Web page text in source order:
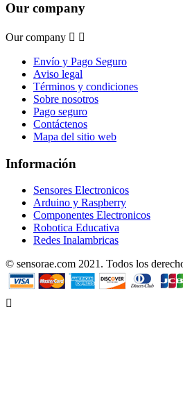
Our company
Our company  
Envío y Pago Seguro
Aviso legal
Términos y condiciones
Sobre nosotros
Pago seguro
Contáctenos
Mapa del sitio web
Información
Sensores Electronicos
Arduino y Raspberry
Componentes Electronicos
Robotica Educativa
Redes Inalambricas
© sensorae.com 2021. Todos los
